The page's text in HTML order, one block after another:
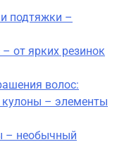
подтяжки –
от ярких резинок
волос:
– элементы
– необычный